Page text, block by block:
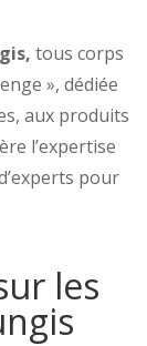
tous corps
», dédiée
aux produits
l’expertise
pour
les